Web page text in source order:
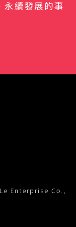
永續發展的事
Enterprise Co.,